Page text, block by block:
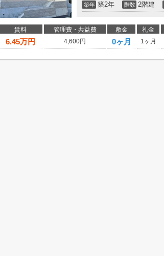
築年 築2年 階数 2階建
賃料 管理費・共益費 敷金 礼金
6.45万円 4,600円 0ヶ月 1ヶ月